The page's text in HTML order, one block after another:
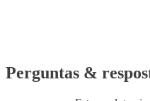
Perguntas &